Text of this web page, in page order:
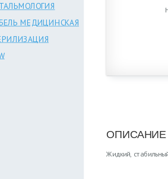
МЕДИЦИНСКАЯ
ОПИСАНИЕ
Жидкий,